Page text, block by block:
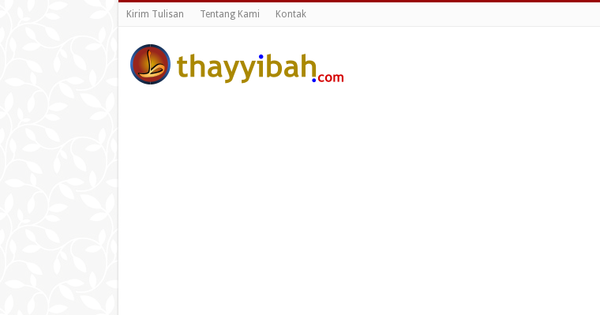
Kirim Tulisan Tentang Kami Kontak